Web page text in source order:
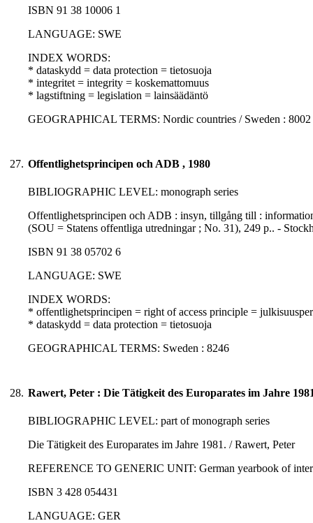
ISBN 91 38 10006 1
LANGUAGE: SWE
INDEX WORDS:
* dataskydd = data protection = tietosuoja
* integritet = integrity = koskemattomuus
* lagstiftning = legislation = lainsäädäntö
GEOGRAPHICAL TERMS: Nordic countries / Sweden : 8002
27. Offentlighetsprincipen och ADB , 1980
BIBLIOGRAPHIC LEVEL: monograph series
Offentlighetsprincipen och ADB : insyn, tillgång till :
(SOU = Statens offentliga utredningar ; No. 31), 249 p.. -
ISBN 91 38 05702 6
LANGUAGE: SWE
INDEX WORDS:
* offentlighetsprincipen = right of access principle =
* dataskydd = data protection = tietosuoja
GEOGRAPHICAL TERMS: Sweden : 8246
28. Rawert, Peter : Die Tätigkeit des Europarates im Jahre
BIBLIOGRAPHIC LEVEL: part of monograph series
Die Tätigkeit des Europarates im Jahre 1981. / Rawert, Peter
REFERENCE TO GENERIC UNIT: German yearbook of
ISBN 3 428 054431
LANGUAGE: GER